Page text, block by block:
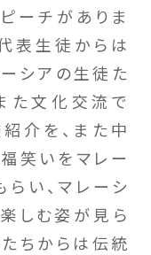
ーチがありま
表生徒からは
シアの生徒た
た文化交流で
介を、また中
笑いをマレー
い、マレーシ
しむ姿が見ら
ちからは伝統